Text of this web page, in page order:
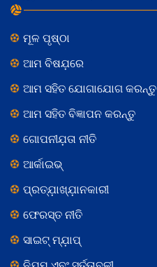
ମୂଳ ପୃଷ୍ଠା
ଆମ ବିଷଯ଼ରେ
ଆମ ସହିତ ଯୋଗାଯୋଗ କରନ୍ତୁ
ଆମ ସହିତ ବିଜ୍ଞାପନ କରନ୍ତୁ
ଗୋପନୀଯ଼ତା ନୀତି
ଆର୍କାଇଭ୍
ପ୍ରତ୍ଯ଼ାଖ୍ଯ଼ାନକାରୀ
ଫେରସ୍ତ ନୀତି
ସାଇଟ୍ ମ୍ଯ଼ାପ୍